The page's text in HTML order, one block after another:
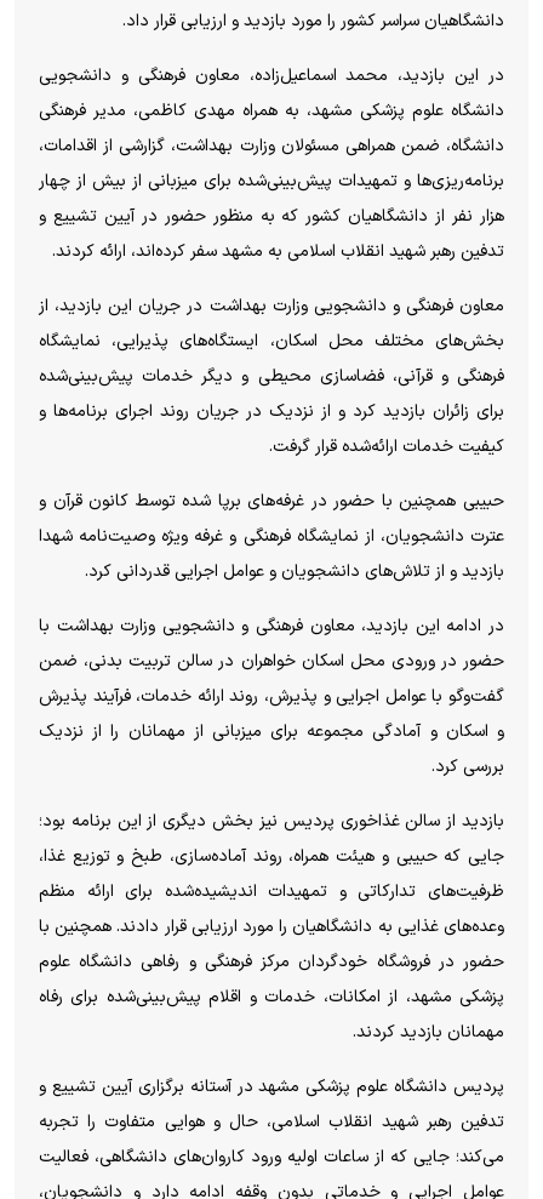
دانشگاهیان سراسر کشور را مورد بازدید و ارزیابی قرار داد.
در این بازدید، محمد اسماعیل‌زاده، معاون فرهنگی و دانشجویی
دانشگاه علوم پزشکی مشهد، به همراه مهدی کاظمی، مدیر فرهنگی
دانشگاه، ضمن همراهی مسئولان وزارت بهداشت، گزارشی از اقدامات،
برنامه‌ریزی‌ها و تمهیدات پیش‌بینی‌شده برای میزبانی از بیش از چهار
هزار نفر از دانشگاهیان کشور که به منظور حضور در آیین تشییع و
تدفین رهبر شهید انقلاب اسلامی به مشهد سفر کرده‌اند، ارائه کردند.
معاون فرهنگی و دانشجویی وزارت بهداشت در جریان این بازدید، از
بخش‌های مختلف محل اسکان، ایستگاه‌های پذیرایی، نمایشگاه
فرهنگی و قرآنی، فضاسازی محیطی و دیگر خدمات پیش‌بینی‌شده
برای زائران بازدید کرد و از نزدیک در جریان روند اجرای برنامه‌ها و
کیفیت خدمات ارائه‌شده قرار گرفت.
حبیبی همچنین با حضور در غرفه‌های برپا شده توسط کانون قرآن و
عترت دانشجویان، از نمایشگاه فرهنگی و غرفه ویژه وصیت‌نامه شهدا
بازدید و از تلاش‌های دانشجویان و عوامل اجرایی قدردانی کرد.
در ادامه این بازدید، معاون فرهنگی و دانشجویی وزارت بهداشت با
حضور در ورودی محل اسکان خواهران در سالن تربیت بدنی، ضمن
گفت‌و‌گو با عوامل اجرایی و پذیرش، روند ارائه خدمات، فرآیند پذیرش
و اسکان و آمادگی مجموعه برای میزبانی از مهمانان را از نزدیک
بررسی کرد.
بازدید از سالن غذاخوری پردیس نیز بخش دیگری از این برنامه بود؛
جایی که حبیبی و هیئت همراه، روند آماده‌سازی، طبخ و توزیع غذا،
ظرفیت‌های تدارکاتی و تمهیدات اندیشیده‌شده برای ارائه منظم
وعده‌های غذایی به دانشگاهیان را مورد ارزیابی قرار دادند. همچنین با
حضور در فروشگاه خودگردان مرکز فرهنگی و رفاهی دانشگاه علوم
پزشکی مشهد، از امکانات، خدمات و اقلام پیش‌بینی‌شده برای رفاه
مهمانان بازدید کردند.
پردیس دانشگاه علوم پزشکی مشهد در آستانه برگزاری آیین تشییع و
تدفین رهبر شهید انقلاب اسلامی، حال و هوایی متفاوت را تجربه
می‌کند؛ جایی که از ساعات اولیه ورود کاروان‌های دانشگاهی، فعالیت
عوامل اجرایی و خدماتی بدون وقفه ادامه دارد و دانشجویان،